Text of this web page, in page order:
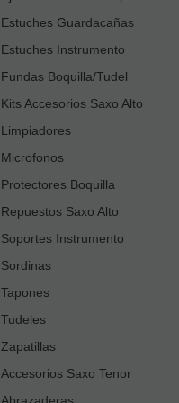
Estuches Guardacañas
Estuches Instrumento
Fundas Boquilla/Tudel
Kits Accesorios Saxo Alto
Limpiadores
Microfonos
Protectores Boquilla
Repuestos Saxo Alto
Soportes Instrumento
Sordinas
Tapones
Tudeles
Zapatillas
Accesorios Saxo Tenor